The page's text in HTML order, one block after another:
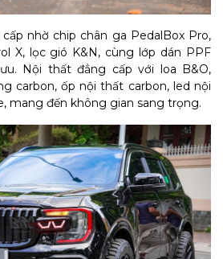
nhờ chip chân ga PedalBox Pro,
X, lọc gió K&N, cùng lớp dán PPF
Nội thất đẳng cấp với loa B&O,
carbon, ốp nội thất carbon, led nội
mang đến không gian sang trọng.